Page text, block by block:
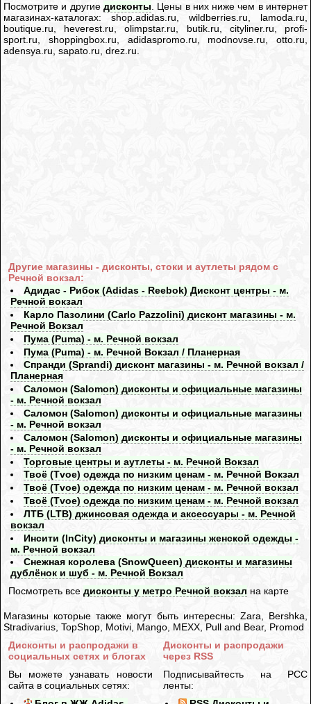
Посмотрите и другие дисконты. Цены в них ниже чем в интернет
магазинах-каталогах: shop.adidas.ru, wildberries.ru, lamoda.ru,
boutique.ru, heverest.ru, olimpstar.ru, butik.ru, cityliner.ru, profi-
sport.ru, shoppingbox.ru, adidaspromo.ru, modnovse.ru, otto.ru,
adensya.ru, sapato.ru, drez.ru.
Другие магазины - дисконты, стоки и аутлеты рядом с
Речной вокзал:
Адидас - Рибок (Adidas - Reebok) Дисконт центры - м.
Речной вокзал
Карло Пазолини (Carlo Pazzolini) дисконт магазины - м.
Речной Вокзал
Пума (Puma) - м. Речной вокзал
Пума (Puma) - м. Речной Вокзал / Планерная
Спранди (Sprandi) дисконт магазины - м. Речной вокзал /
Планерная
Саломон (Salomon) дисконты и официальные магазины
- м. Речной вокзал
Саломон (Salomon) дисконты и официальные магазины
- м. Речной вокзал
Саломон (Salomon) дисконты и официальные магазины
- м. Речной вокзал
Торговые центры и аутлеты - м. Речной Вокзал
Твоё (Tvoe) одежда по низким ценам - м. Речной Вокзал
Твоё (Tvoe) одежда по низким ценам - м. Речной вокзал
Твоё (Tvoe) одежда по низким ценам - м. Речной вокзал
ЛТБ (LTB) джинсовая одежда и аксессуары - м. Речной
вокзал
Инсити (InCity) дисконты и магазины женской одежды -
м. Речной вокзал
Снежная королева (SnowQueen) дисконты и магазины
дублёнок и шуб - м. Речной Вокзал
Посмотреть вседисконты у метро Речной вокзал на карте
Магазины которые также могут быть интересны: Zara, Bershka,
Stradivarius, TopShop, Motivi, Mango, MEXX, Pull and Bear, Promod
Дисконты и распродажи в
социальных сетях и блогах
Вы можете узнавать новости
сайта в социальных сетях:
Дисконты и распродажи
через RSS
Подписывайтесть на РСС
ленты: